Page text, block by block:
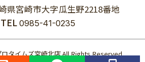
県宮崎市大字瓜生野2218番地
TEL 0985-41-0235
タイムズ宮崎北店 All Rights Reserved.